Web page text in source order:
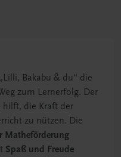
Bakabu & du“ die
zum Lernerfolg. Der
hilft, die Kraft der
zu nützen. Die
Matheförderung
Spaß und Freude